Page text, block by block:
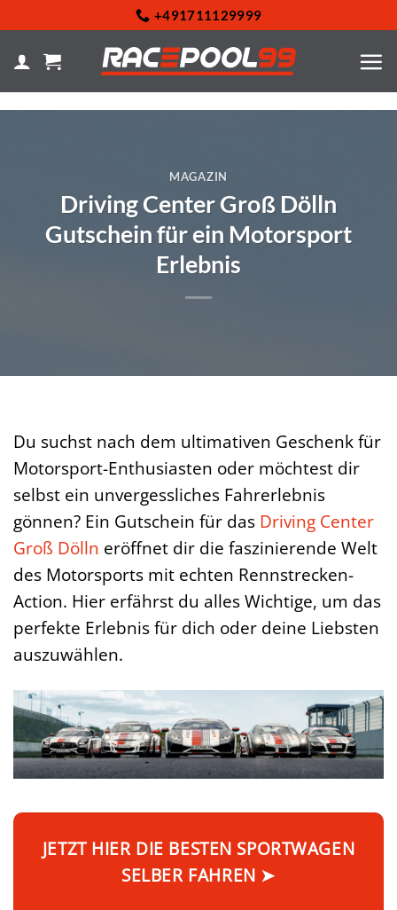
springen
+491711129999
MAGAZIN
Driving Center Groß Dölln
Gutschein für ein Motorsport
Erlebnis
Du suchst nach dem ultimativen Geschenk für
Motorsport-Enthusiasten oder möchtest dir
selbst ein unvergessliches Fahrerlebnis
gönnen? Ein Gutschein für das Driving Center
Groß Dölln eröffnet dir die faszinierende Welt
des Motorsports mit echten Rennstrecken-
Action. Hier erfährst du alles Wichtige, um das
perfekte Erlebnis für dich oder deine Liebsten
auszuwählen.
JETZT HIER DIE BESTEN SPORTWAGEN
SELBER FAHREN ➤